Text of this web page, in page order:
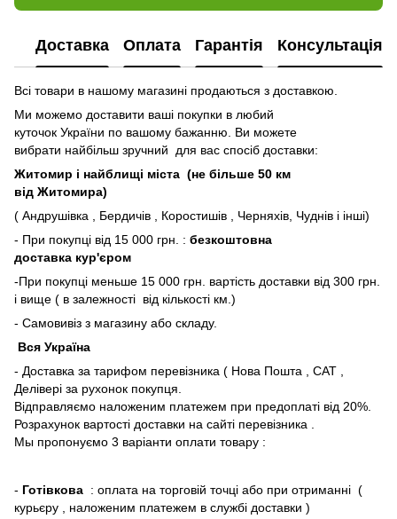
Доставка Оплата Гарантія Консультація
Всі товари в нашому магазині продаються з доставкою.
Ми можемо доставити ваші покупки в любий
куточок України по вашому бажанню. Ви можете
вибрати найбільш зручний для вас спосіб доставки:
Житомир і найблищі міста (не більше 50 км
від Житомира)
( Андрушівка , Бердичів , Коростишів , Черняхів, Чуднів і інші)
- При покупці від 15 000 грн. : безкоштовна
доставка кур'єром
-При покупці меньше 15 000 грн. вартість доставки від 300 грн.
і вище ( в залежності від кількості км.)
- Самовивіз з магазину або складу.
Вся Україна
- Доставка за тарифом перевізника ( Нова Пошта , САТ ,
Делівері за рухонок покупця.
Відправляємо наложеним платежем при предоплаті від 20%.
Розрахунок вартості доставки на сайті перевізника .
Мы пропонуємо 3 варіанти оплати товару :
- Готівкова : оплата на торговій точці або при отриманні (
курьєру , наложеним платежем в службі доставки )